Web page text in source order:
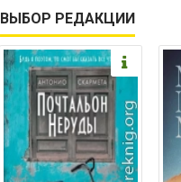
ВЫБОР РЕДАКЦИИ